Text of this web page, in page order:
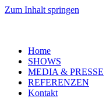
Zum Inhalt springen
Home
SHOWS
MEDIA & PRESSE
REFERENZEN
Kontakt